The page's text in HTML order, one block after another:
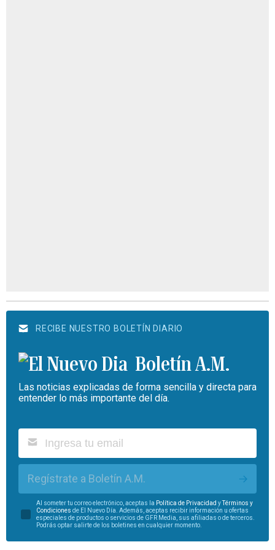
RECIBE NUESTRO BOLETÍN DIARIO
Boletín A.M.
Las noticias explicadas de forma sencilla y directa para
entender lo más importante del día.
Regístrate a Boletín A.M.
Al someter tu correo electrónico, aceptas la Política de Privacidad yTérminos y
Condiciones de El Nuevo Día. Además, aceptas recibir información u ofertas
especiales de productos o servicios de GFR Media, sus afiliadas o de terceros.
Podrás optar salirte de los boletines en cualquier momento.